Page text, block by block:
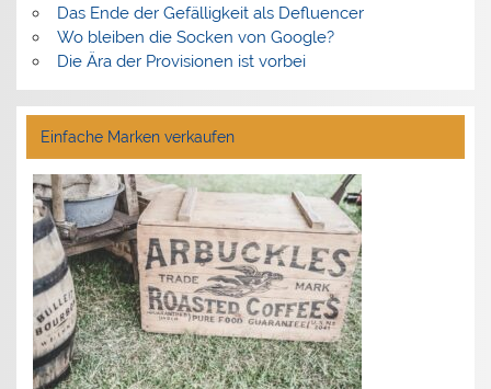
Das Ende der Gefälligkeit als Defluencer
Wo bleiben die Socken von Google?
Die Ära der Provisionen ist vorbei
Einfache Marken verkaufen